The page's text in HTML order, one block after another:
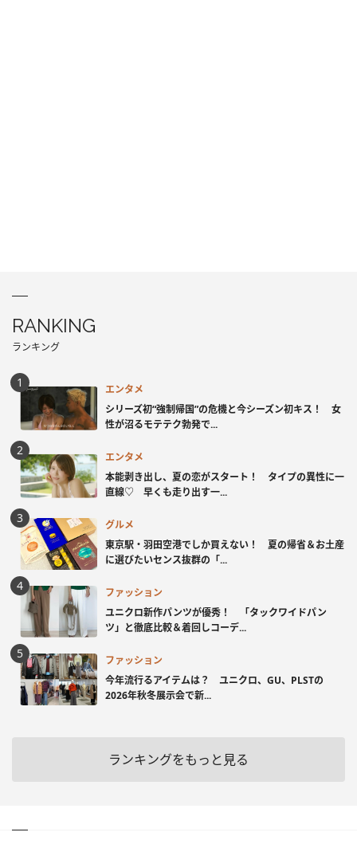
RANKING
ランキング
エンタメ
シリーズ初“強制帰国”の危機と今シーズン初キス！ 女
性が沼るモテテク勃発で...
エンタメ
本能剥き出し、夏の恋がスタート！ タイプの異性に一
直線♡ 早くも走り出す一...
グルメ
東京駅・羽田空港でしか買えない！ 夏の帰省＆お土産
に選びたいセンス抜群の「...
ファッション
ユニクロ新作パンツが優秀！ 「タックワイドパン
ツ」と徹底比較＆着回しコーデ...
ファッション
今年流行るアイテムは？ ユニクロ、GU、PLSTの
2026年秋冬展示会で新...
ランキングをもっと見る